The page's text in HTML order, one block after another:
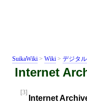
SuikaWiki > Wiki > デジタ
Internet
[3]
Internet